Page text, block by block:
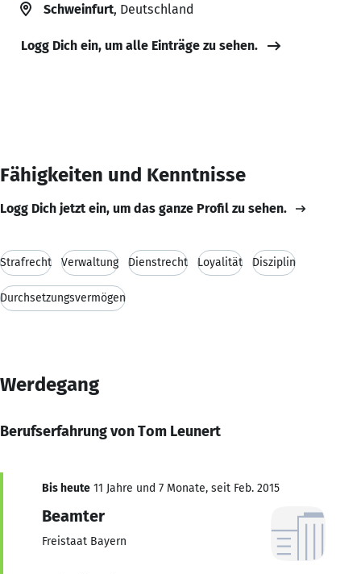
Schweinfurt, Deutschland
Logg Dich ein, um alle Einträge zu sehen.
Fähigkeiten und Kenntnisse
Logg Dich jetzt ein, um das ganze Profil zu sehen.
Strafrecht Verwaltung Dienstrecht Loyalität Disziplin
Durchsetzungsvermögen
Werdegang
Berufserfahrung von Tom Leunert
Bis heute 11 Jahre und 7 Monate, seit Feb. 2015
Beamter
Freistaat Bayern